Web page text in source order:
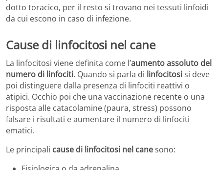
dotto toracico, per il resto si trovano nei tessuti linfoidi
da cui escono in caso di infezione.
Cause di linfocitosi nel cane
La linfocitosi viene definita come l’aumento assoluto del
numero di linfociti. Quando si parla di linfocitosisi deve
poi distinguere dalla presenza di linfociti reattivi o
atipici. Occhio poi che una vaccinazione recente o una
risposta alle catacolamine (paura, stress) possono
falsare i risultati e aumentare il numero di linfociti
ematici.
Le principali cause di linfocitosi nel canesono: